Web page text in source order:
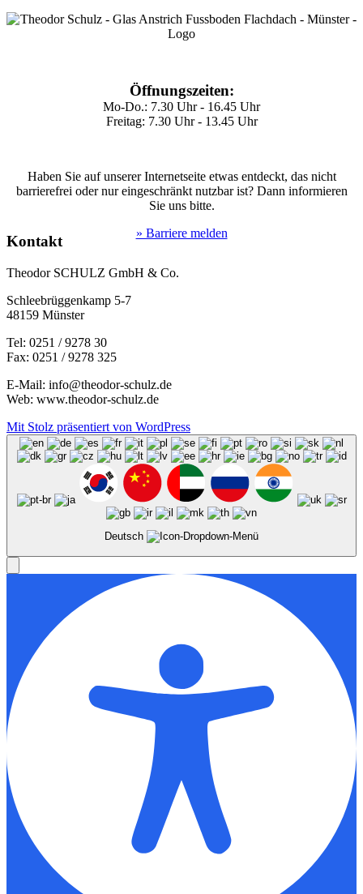
Öffnungszeiten:
Mo-Do.: 7.30 Uhr - 16.45 Uhr
Freitag: 7.30 Uhr - 13.45 Uhr
Haben Sie auf unserer Internetseite etwas entdeckt, das nicht
barrierefrei oder nur eingeschränkt nutzbar ist? Dann informieren
Sie uns bitte.
» Barriere melden
Kontakt
Theodor SCHULZ GmbH & Co.
Schleebrüggenkamp 5-7
48159 Münster
Tel: 0251 / 9278 30
Fax: 0251 / 9278 325
E-Mail: info@theodor-schulz.de
Web: www.theodor-schulz.de
Mit Stolz präsentiert von WordPress
Deutsch